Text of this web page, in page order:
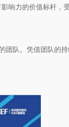
响力的价值标杆，
团队。凭借团队的